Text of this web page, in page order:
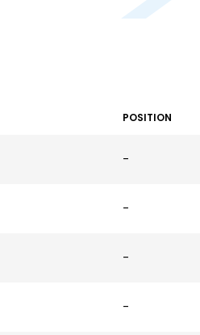
POSITION
-
-
-
-